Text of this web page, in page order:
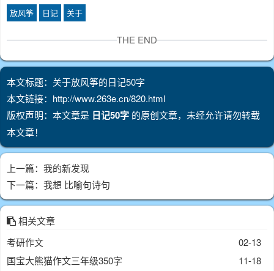
放风筝 日记 关于
THE END
本文标题：关于放风筝的日记50字
本文链接：http://www.263e.cn/820.html
版权声明：本文章是 日记50字 的原创文章，未经允许请勿转载
本文章！
上一篇： 我的新发现
下一篇： 我想 比喻句诗句
相关文章
02-13
考研作文
11-18
国宝大熊猫作文三年级350字